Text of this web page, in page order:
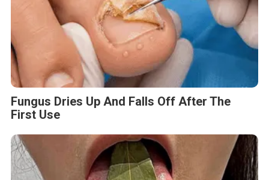
Fungus Dries Up And Falls Off After The
First Use